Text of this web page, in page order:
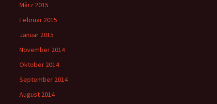
März 2015
Februar 2015
Januar 2015
November 2014
Oktober 2014
September 2014
August 2014